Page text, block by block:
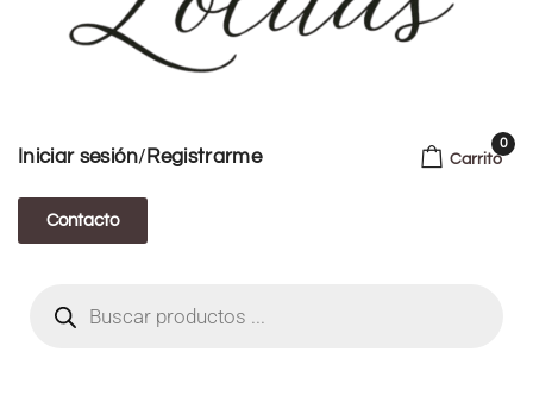
Iniciar sesión/ Registrarme
Contacto
Carrito
0